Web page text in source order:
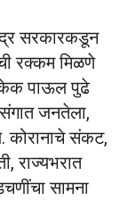
सरकारकडून
रक्कम मिळणे
पाऊल पुढे
जनतेला,
कोरानाचे संकट,
राज्यभरात
सामना